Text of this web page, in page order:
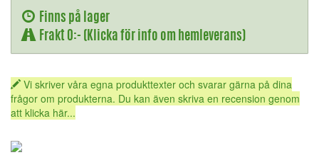
Finns på lager
Frakt 0:- (Klicka för info om hemleverans)
Vi skriver våra egna produkttexter och svarar gärna på dina
frågor om produkterna. Du kan även skriva en recension genom
att klicka här...